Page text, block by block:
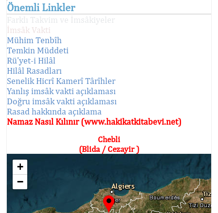
Önemli Linkler
Farklı Takvim ve İmsâkiyeler
İmsâk Vakti
Mühim Tenbîh
Temkin Müddeti
Rü'yet-i Hilâl
Hilâl Rasadları
Senelik Hicrî Kamerî Târîhler
Yanlış imsâk vakti açıklaması
Doğru imsâk vakti açıklaması
Rasad hakkında açıklama
Namaz Nasıl Kılınır (www.hakikatkitabevi.net)
Chebli
(Blida / Cezayir )
+
−